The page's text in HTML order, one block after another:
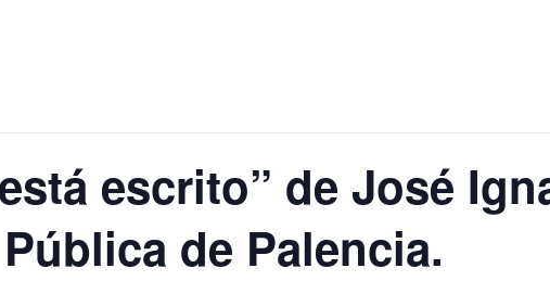
escrito” de José
de Palencia.